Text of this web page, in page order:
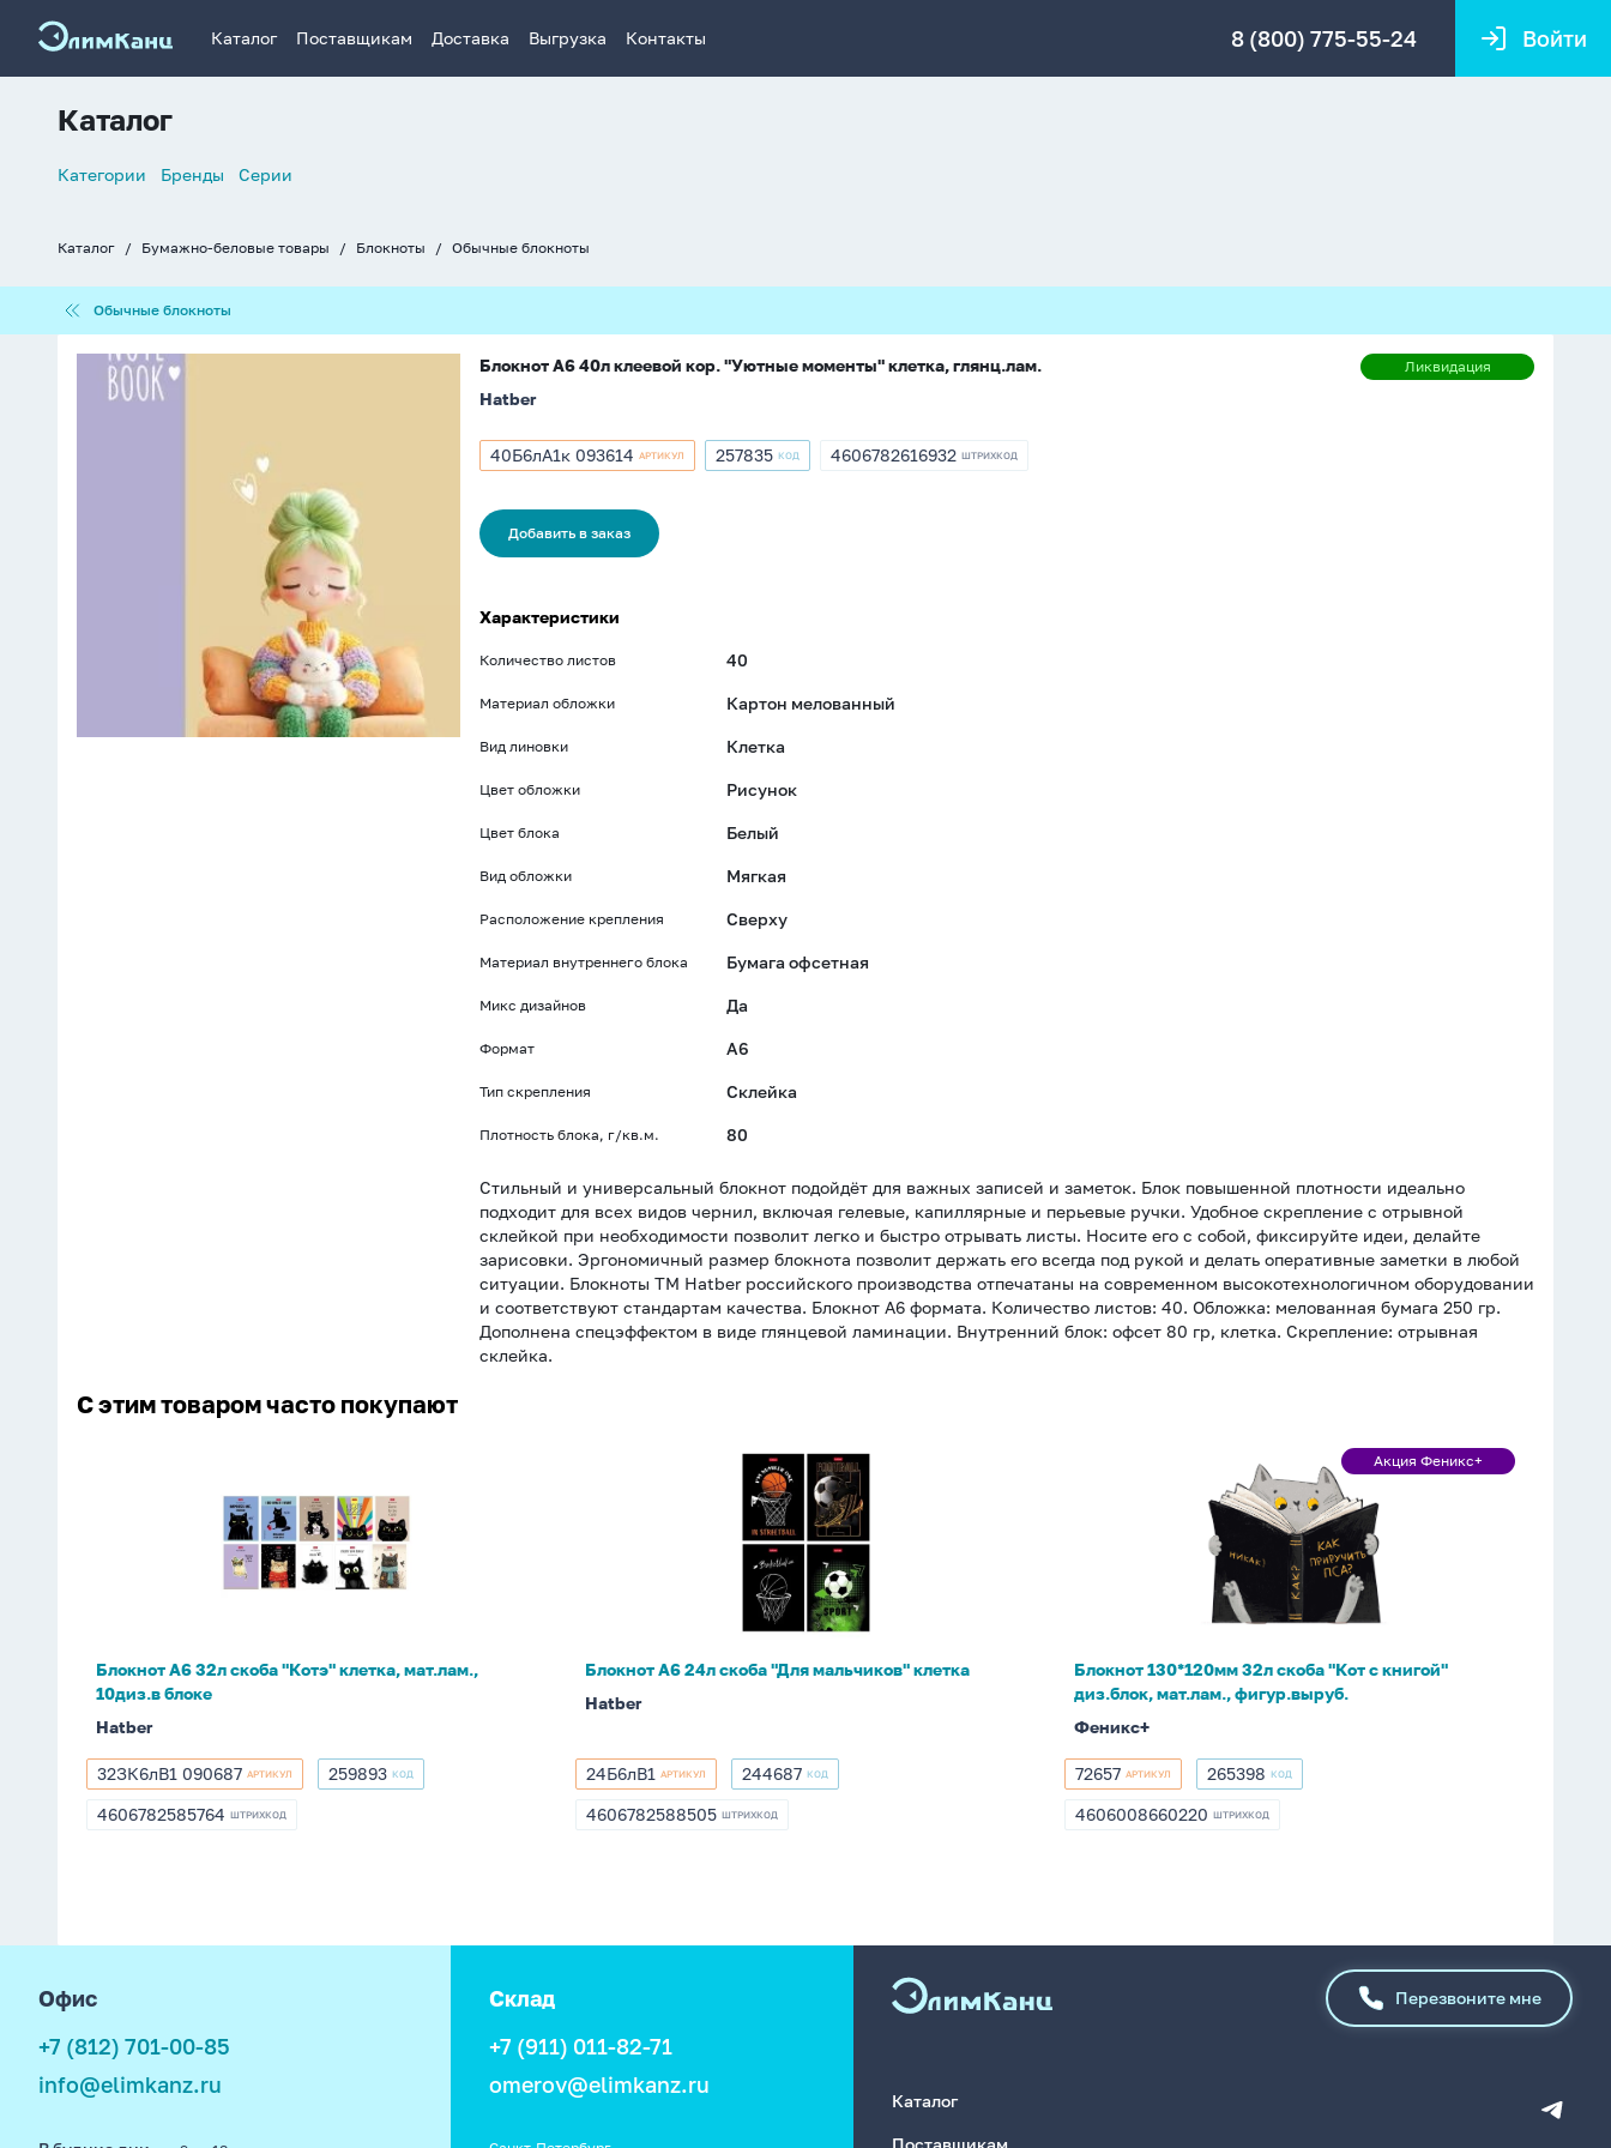
Каталог Поставщикам Доставка Выгрузка Контакты 8 (800) 775-55-24 Войти
Каталог
Список
Категории Бренды Серии
крошки
Каталог Бумажно-беловые товары Блокноты Обычные блокноты
блокноты
Обычные блокноты
Блокнот
Блокнот А6 40л клеевой кор. "Уютные моменты" клетка, глянц.лам.
Hatber
Артикул
093614
40Б6лA1к 093614 АРТИКУЛ
Артикул
257835 КОД
ШТРИХКОД
4606782616932 ШТРИХКОД
Добавить в заказ
Характеристики
Количество листов 40
Материал обложки Картон мелованный
Вид линовки Клетка
Цвет обложки Рисунок
Цвет блока Белый
Вид обложки Мягкая
Расположение крепления Сверху
Материал внутреннего блока Бумага офсетная
Микс дизайнов Да
Формат A6
Тип скрепления Склейка
Плотность блока, г/кв.м. 80
Стильный и универсальный блокнот подойдёт для важных записей и заметок. Блок повышенной плотности идеально
подходит для всех видов чернил, включая гелевые, капиллярные и перьевые ручки. Удобное скрепление с отрывной
склейкой при необходимости позволит легко и быстро отрывать листы. Носите его с собой, фиксируйте идеи, делайте
зарисовки. Эргономичный размер блокнота позволит держать его всегда под рукой и делать оперативные заметки в любой
ситуации. Блокноты ТМ Hatber российского производства отпечатаны на современном высокотехнологичном оборудовании
и соответствуют стандартам качества. Блокнот А6 формата. Количество листов: 40. Обложка: мелованная бумага 250 гр.
Дополнена спецэффектом в виде глянцевой ламинации. Внутренний блок: офсет 80 гр, клетка. Скрепление: отрывная
склейка.
Ликвидация
Ликвидация
С этим товаром часто покупают
блоке
Блокнот А6 32л скоба "Котэ" клетка, мат.лам.,
10диз.в блоке
Hatber
32ЗК6лВ1
090687
32ЗК6лВ1 090687 АРТИКУЛ 259893
259893 КОД
4606782585764
4606782585764 ШТРИХКОД
Блокнот А6 24л скоба "Для мальчиков" клетка
Hatber
24Б6лВ1
24Б6лВ1 АРТИКУЛ 244687
244687 КОД
4606782588505
4606782588505 ШТРИХКОД
мат.лам.,
фигур.выруб.
Акция
Акция Феникс+
Блокнот 130*120мм 32л скоба "Кот с книгой"
диз.блок, мат.лам., фигур.выруб.
Феникс+
72657
72657 АРТИКУЛ 265398
265398 КОД
4606008660220
4606008660220 ШТРИХКОД
Офис
+7 (812) 701-00-85
info@elimkanz.ru
Склад
+7 (911) 011-82-71
omerov@elimkanz.ru
Перезвоните мне
Каталог
Поставщикам